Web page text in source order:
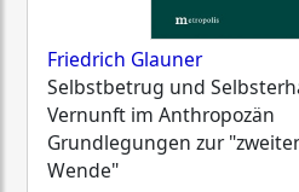
Friedrich Glauner
Selbstbetrug und
Vernunft im Anthropozän
Grundlegungen zur
Wende"